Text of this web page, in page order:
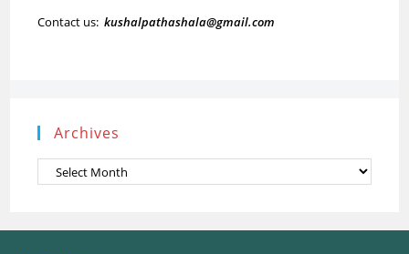
Contact us:kushalpathashala@gmail.com
Archives
Archives